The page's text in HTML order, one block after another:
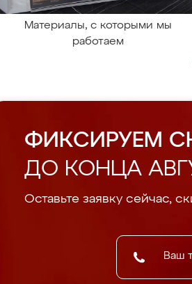
Материалы, с которыми мы
работаем
ФИКСИРУЕМ
ДО КОНЦА
Оставьте заявку сейчас,